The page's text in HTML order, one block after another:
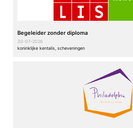
Begeleider zonder diploma
30-07-2026
koninklijke kentalis, scheveningen